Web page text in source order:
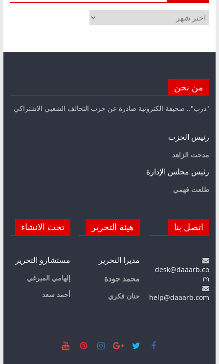
الأرشيف
من نحن
"درب".. صحيفة الكترونية صادرة عن حزب التحالف الشعبي الاشتراكي
رئيس الحزب
مدحت الزاهد
رئيس مجلس الإدارة
طلعت فهمي
اتصل بنا
desk@daaarb.co
m
help@daaarb.com
هيئة التحرير
مديرا التحرير
محمد جودة
حنان فكري
تحت الانشاء
مستشارو التحرير
إلهامي الميرغي
أحمد سعد